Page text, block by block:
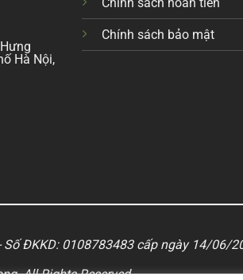
Hà Nội,
Chính sách bảo mật
Số ĐKKD: 0108783483 cấp ngày 14/06/
All Rights Reserved